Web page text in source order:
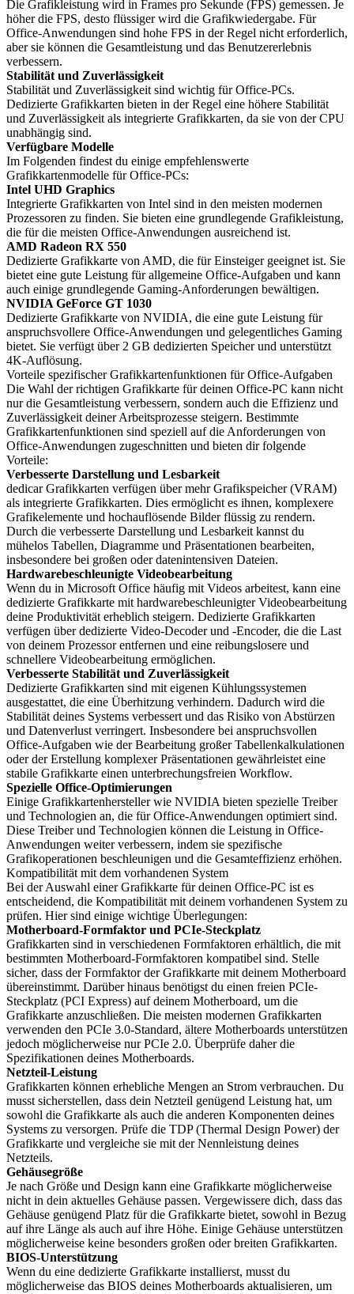
Die Grafikleistung wird in Frames pro Sekunde (FPS) gemessen. Je
höher die FPS, desto flüssiger wird die Grafikwiedergabe. Für
Office-Anwendungen sind hohe FPS in der Regel nicht erforderlich,
aber sie können die Gesamtleistung und das Benutzererlebnis
verbessern.
Stabilität und Zuverlässigkeit
Stabilität und Zuverlässigkeit sind wichtig für Office-PCs.
Dedizierte Grafikkarten bieten in der Regel eine höhere Stabilität
und Zuverlässigkeit als integrierte Grafikkarten, da sie von der CPU
unabhängig sind.
Verfügbare Modelle
Im Folgenden findest du einige empfehlenswerte
Grafikkartenmodelle für Office-PCs:
Intel UHD Graphics
Integrierte Grafikkarten von Intel sind in den meisten modernen
Prozessoren zu finden. Sie bieten eine grundlegende Grafikleistung,
die für die meisten Office-Anwendungen ausreichend ist.
AMD Radeon RX 550
Dedizierte Grafikkarte von AMD, die für Einsteiger geeignet ist. Sie
bietet eine gute Leistung für allgemeine Office-Aufgaben und kann
auch einige grundlegende Gaming-Anforderungen bewältigen.
NVIDIA GeForce GT 1030
Dedizierte Grafikkarte von NVIDIA, die eine gute Leistung für
anspruchsvollere Office-Anwendungen und gelegentliches Gaming
bietet. Sie verfügt über 2 GB dedizierten Speicher und unterstützt
4K-Auflösung.
Vorteile spezifischer Grafikkartenfunktionen für Office-Aufgaben
Die Wahl der richtigen Grafikkarte für deinen Office-PC kann nicht
nur die Gesamtleistung verbessern, sondern auch die Effizienz und
Zuverlässigkeit deiner Arbeitsprozesse steigern. Bestimmte
Grafikkartenfunktionen sind speziell auf die Anforderungen von
Office-Anwendungen zugeschnitten und bieten dir folgende
Vorteile:
Verbesserte Darstellung und Lesbarkeit
dedicar Grafikkarten verfügen über mehr Grafikspeicher (VRAM)
als integrierte Grafikkarten. Dies ermöglicht es ihnen, komplexere
Grafikelemente und hochauflösende Bilder flüssig zu rendern.
Durch die verbesserte Darstellung und Lesbarkeit kannst du
mühelos Tabellen, Diagramme und Präsentationen bearbeiten,
insbesondere bei großen oder datenintensiven Dateien.
Hardwarebeschleunigte Videobearbeitung
Wenn du in Microsoft Office häufig mit Videos arbeitest, kann eine
dedizierte Grafikkarte mit hardwarebeschleunigter Videobearbeitung
deine Produktivität erheblich steigern. Dedizierte Grafikkarten
verfügen über dedizierte Video-Decoder und -Encoder, die die Last
von deinem Prozessor entfernen und eine reibungslosere und
schnellere Videobearbeitung ermöglichen.
Verbesserte Stabilität und Zuverlässigkeit
Dedizierte Grafikkarten sind mit eigenen Kühlungssystemen
ausgestattet, die eine Überhitzung verhindern. Dadurch wird die
Stabilität deines Systems verbessert und das Risiko von Abstürzen
und Datenverlust verringert. Insbesondere bei anspruchsvollen
Office-Aufgaben wie der Bearbeitung großer Tabellenkalkulationen
oder der Erstellung komplexer Präsentationen gewährleistet eine
stabile Grafikkarte einen unterbrechungsfreien Workflow.
Spezielle Office-Optimierungen
Einige Grafikkartenhersteller wie NVIDIA bieten spezielle Treiber
und Technologien an, die für Office-Anwendungen optimiert sind.
Diese Treiber und Technologien können die Leistung in Office-
Anwendungen weiter verbessern, indem sie spezifische
Grafikoperationen beschleunigen und die Gesamteffizienz erhöhen.
Kompatibilität mit dem vorhandenen System
Bei der Auswahl einer Grafikkarte für deinen Office-PC ist es
entscheidend, die Kompatibilität mit deinem vorhandenen System zu
prüfen. Hier sind einige wichtige Überlegungen:
Motherboard-Formfaktor und PCIe-Steckplatz
Grafikkarten sind in verschiedenen Formfaktoren erhältlich, die mit
bestimmten Motherboard-Formfaktoren kompatibel sind. Stelle
sicher, dass der Formfaktor der Grafikkarte mit deinem Motherboard
übereinstimmt. Darüber hinaus benötigst du einen freien PCIe-
Steckplatz (PCI Express) auf deinem Motherboard, um die
Grafikkarte anzuschließen. Die meisten modernen Grafikkarten
verwenden den PCIe 3.0-Standard, ältere Motherboards unterstützen
jedoch möglicherweise nur PCIe 2.0. Überprüfe daher die
Spezifikationen deines Motherboards.
Netzteil-Leistung
Grafikkarten können erhebliche Mengen an Strom verbrauchen. Du
musst sicherstellen, dass dein Netzteil genügend Leistung hat, um
sowohl die Grafikkarte als auch die anderen Komponenten deines
Systems zu versorgen. Prüfe die TDP (Thermal Design Power) der
Grafikkarte und vergleiche sie mit der Nennleistung deines
Netzteils.
Gehäusegröße
Je nach Größe und Design kann eine Grafikkarte möglicherweise
nicht in dein aktuelles Gehäuse passen. Vergewissere dich, dass das
Gehäuse genügend Platz für die Grafikkarte bietet, sowohl in Bezug
auf ihre Länge als auch auf ihre Höhe. Einige Gehäuse unterstützen
möglicherweise keine besonders großen oder breiten Grafikkarten.
BIOS-Unterstützung
Wenn du eine dedizierte Grafikkarte installierst, musst du
möglicherweise das BIOS deines Motherboards aktualisieren, um